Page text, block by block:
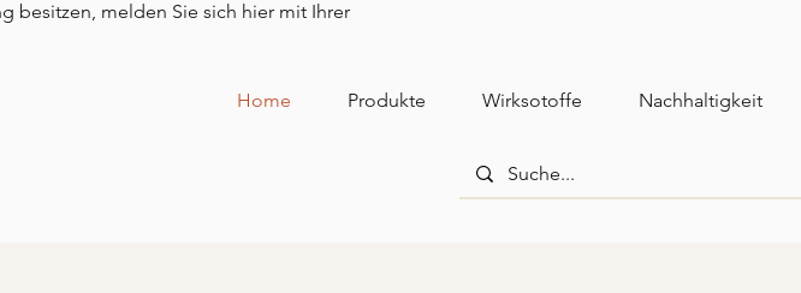
Home Produkte Wirksotoffe Nachhaltigkeit
besitzen, melden Sie sich hier mit Ihrer